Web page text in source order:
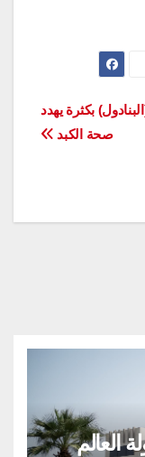
بكثرة يهدد
صحة الكبد
العالم